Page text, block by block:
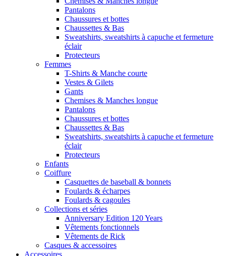
Pantalons
Chaussures et bottes
Chaussettes & Bas
Sweatshirts, sweatshirts à capuche et fermeture
éclair
Protecteurs
Femmes
T-Shirts & Manche courte
Vestes & Gilets
Gants
Chemises & Manches longue
Pantalons
Chaussures et bottes
Chaussettes & Bas
Sweatshirts, sweatshirts à capuche et fermeture
éclair
Protecteurs
Enfants
Coiffure
Casquettes de baseball & bonnets
Foulards & écharpes
Foulards & cagoules
Collections et séries
Anniversary Edition 120 Years
Vêtements fonctionnels
Vêtements de Rick
Casques & accessoires
Accessoires